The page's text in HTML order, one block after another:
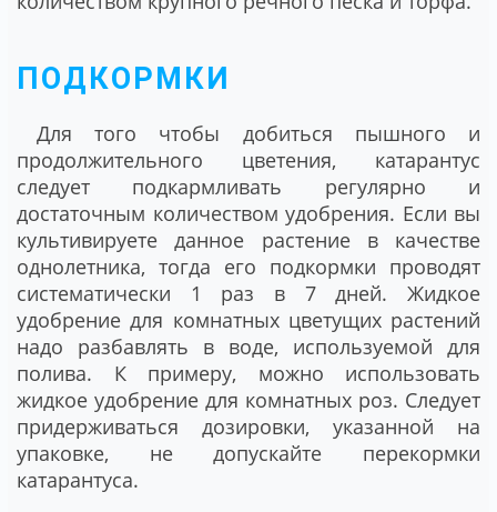
ПОДКОРМКИ
Для того чтобы добиться пышного и
продолжительного цветения, катарантус
следует подкармливать регулярно и
достаточным количеством удобрения. Если вы
культивируете данное растение в качестве
однолетника, тогда его подкормки проводят
систематически 1 раз в 7 дней. Жидкое
удобрение для комнатных цветущих растений
надо разбавлять в воде, используемой для
полива. К примеру, можно использовать
жидкое удобрение для комнатных роз. Следует
придерживаться дозировки, указанной на
упаковке, не допускайте перекормки
катарантуса.